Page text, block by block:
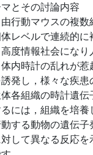
とその討論内容
行動マウスの複
レベルで連続的
度情報社会にな
内時計の乱れが
発し，様々な疾
各組織の時計遺
には，組織を培
する動物の遺伝
して異なる反応